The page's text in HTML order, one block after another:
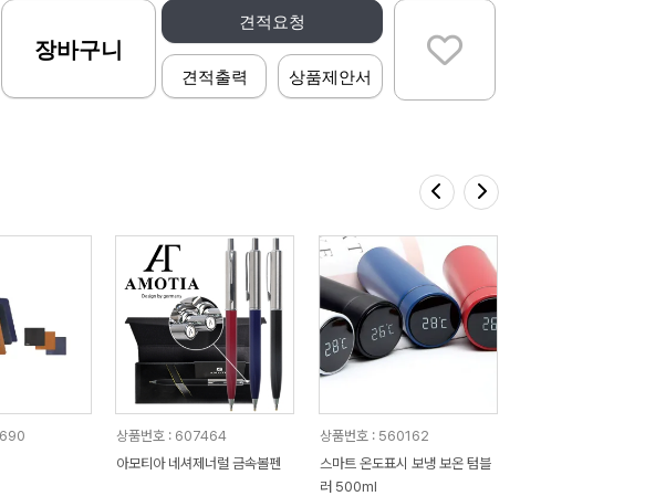
견적요청
견적출력 상품제안서
장바구니
상품번호 : 607464
아모티아 네셔제너럴 금속볼펜
상품번호 : 560162
스마트 온도표시 보냉 보온 텀블
러 500ml